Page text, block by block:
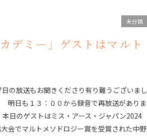
未分類
デミー」ゲストはマルト
の放送もお聞きくださり有り難うございまし
明日も１３：００から録音で再放送がありま
本日のゲストはミス・アース・ジャパン2024
会でマルトメソドロジー賞を受賞された中野